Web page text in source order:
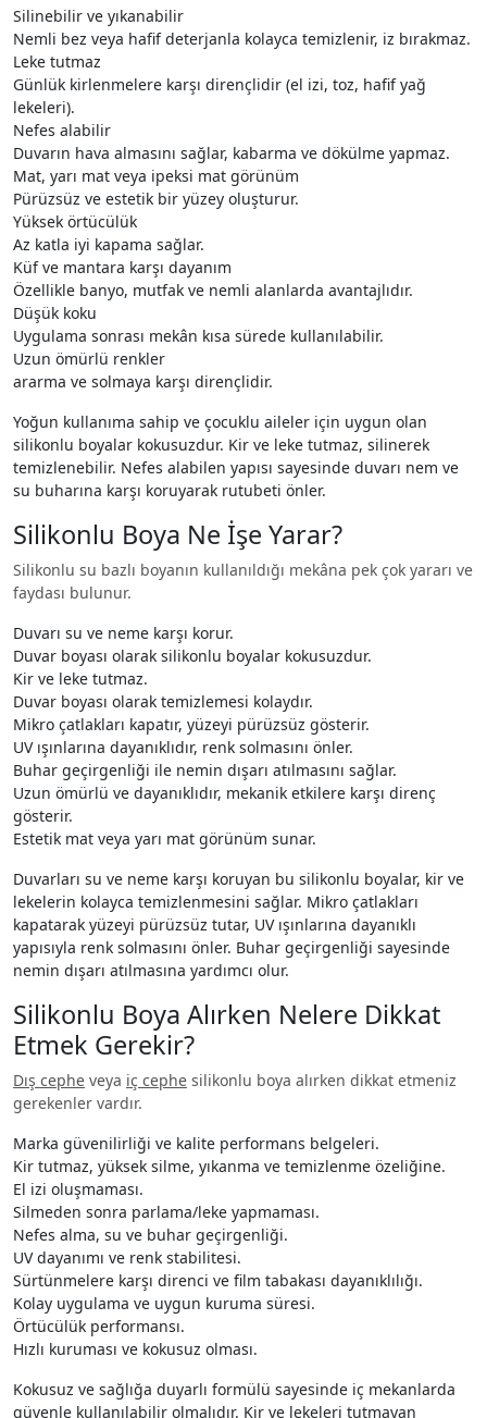
Silinebilir ve yıkanabilir
Nemli bez veya hafif deterjanla kolayca temizlenir, iz bırakmaz.
Leke tutmaz
Günlük kirlenmelere karşı dirençlidir (el izi, toz, hafif yağ
lekeleri).
Nefes alabilir
Duvarın hava almasını sağlar, kabarma ve dökülme yapmaz.
Mat, yarı mat veya ipeksi mat görünüm
Pürüzsüz ve estetik bir yüzey oluşturur.
Yüksek örtücülük
Az katla iyi kapama sağlar.
Küf ve mantara karşı dayanım
Özellikle banyo, mutfak ve nemli alanlarda avantajlıdır.
Düşük koku
Uygulama sonrası mekân kısa sürede kullanılabilir.
Uzun ömürlü renkler
ararma ve solmaya karşı dirençlidir.
Yoğun kullanıma sahip ve çocuklu aileler için uygun olan
silikonlu boyalar kokusuzdur. Kir ve leke tutmaz, silinerek
temizlenebilir. Nefes alabilen yapısı sayesinde duvarı nem ve
su buharına karşı koruyarak rutubeti önler.
Silikonlu Boya Ne İşe Yarar?
Silikonlu su bazlı boyanın kullanıldığı mekâna pek çok yararı ve
faydası bulunur.
Duvarı su ve neme karşı korur.
Duvar boyası olarak silikonlu boyalar kokusuzdur.
Kir ve leke tutmaz.
Duvar boyası olarak temizlemesi kolaydır.
Mikro çatlakları kapatır, yüzeyi pürüzsüz gösterir.
UV ışınlarına dayanıklıdır, renk solmasını önler.
Buhar geçirgenliği ile nemin dışarı atılmasını sağlar.
Uzun ömürlü ve dayanıklıdır, mekanik etkilere karşı direnç
gösterir.
Estetik mat veya yarı mat görünüm sunar.
Duvarları su ve neme karşı koruyan bu silikonlu boyalar, kir ve
lekelerin kolayca temizlenmesini sağlar. Mikro çatlakları
kapatarak yüzeyi pürüzsüz tutar, UV ışınlarına dayanıklı
yapısıyla renk solmasını önler. Buhar geçirgenliği sayesinde
nemin dışarı atılmasına yardımcı olur.
Silikonlu Boya Alırken Nelere Dikkat
Etmek Gerekir?
Dış cephe veya iç cephe silikonlu boya alırken dikkat etmeniz
gerekenler vardır.
Marka güvenilirliği ve kalite performans belgeleri.
Kir tutmaz, yüksek silme, yıkanma ve temizlenme özeliğine.
El izi oluşmaması.
Silmeden sonra parlama/leke yapmaması.
Nefes alma, su ve buhar geçirgenliği.
UV dayanımı ve renk stabilitesi.
Sürtünmelere karşı direnci ve film tabakası dayanıklılığı.
Kolay uygulama ve uygun kuruma süresi.
Örtücülük performansı.
Hızlı kuruması ve kokusuz olması.
Kokusuz ve sağlığa duyarlı formülü sayesinde iç mekanlarda
güvenle kullanılabilir olmalıdır. Kir ve lekeleri tutmayan